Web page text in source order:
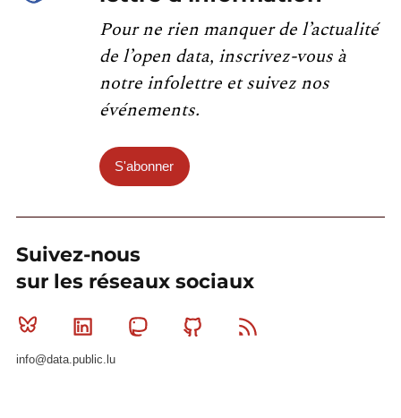
Pour ne rien manquer de l’actualité
de l’open data, inscrivez-vous à
notre infolettre et suivez nos
événements.
S'abonner
Suivez-nous
sur les réseaux sociaux
Bluesky Linkedin MastodonGithub
info@data.public.lu